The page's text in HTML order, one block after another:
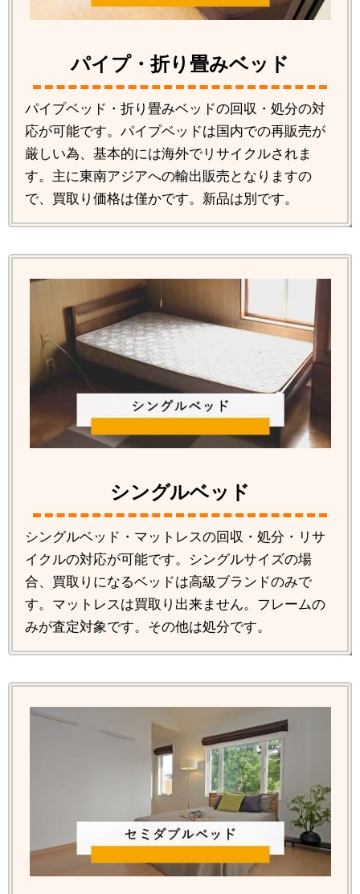
パイプ・折り畳みベッド
パイプベッド・折り畳みベッドの回収・処分の対
応が可能です。パイプベッドは国内での再販売が
厳しい為、基本的には海外でリサイクルされま
す。主に東南アジアへの輸出販売となりますの
で、買取り価格は僅かです。新品は別です。
シングルベッド
シングルベッド・マットレスの回収・処分・リサ
イクルの対応が可能です。シングルサイズの場
合、買取りになるベッドは高級ブランドのみで
す。マットレスは買取り出来ません。フレームの
みが査定対象です。その他は処分です。